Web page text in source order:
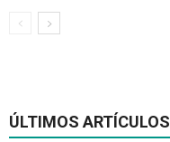
ÚLTIMOS ARTÍCULOS